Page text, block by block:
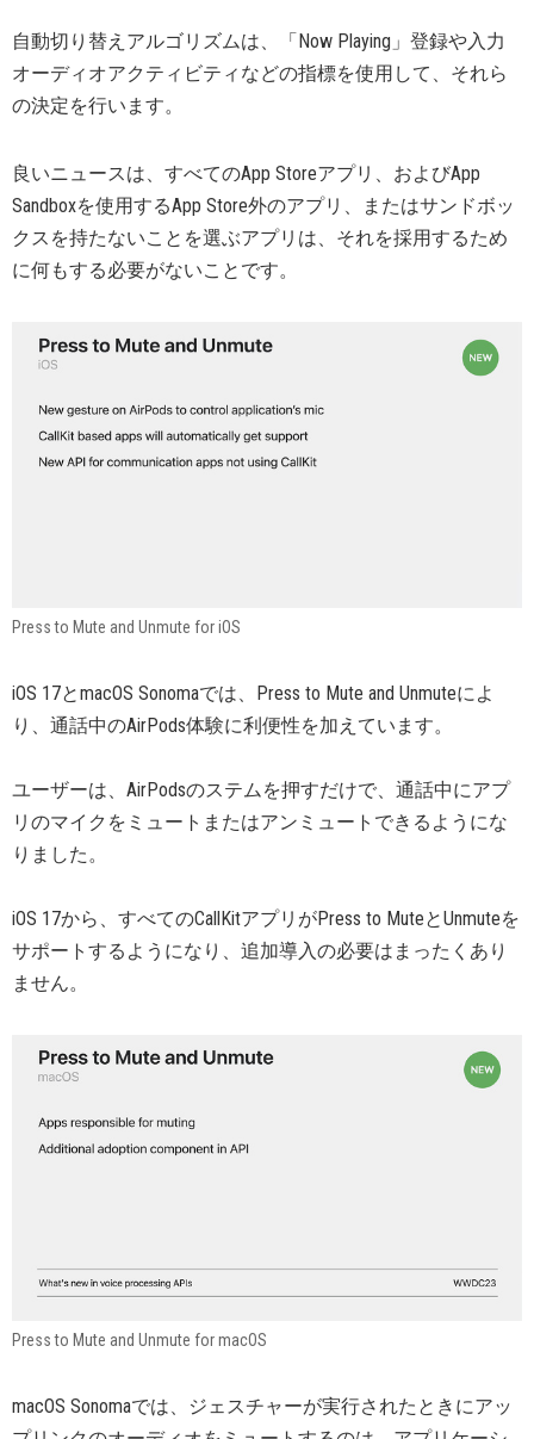
自動切り替えアルゴリズムは、「Now Playing」登録や入力
オーディオアクティビティなどの指標を使用して、それら
の決定を行います。
良いニュースは、すべてのApp Storeアプリ、およびApp
Sandboxを使用するApp Store外のアプリ、またはサンドボッ
クスを持たないことを選ぶアプリは、それを採用するため
に何もする必要がないことです。
Press to Mute and Unmute for iOS
iOS 17とmacOS Sonomaでは、Press to Mute and Unmuteによ
り、通話中のAirPods体験に利便性を加えています。
ユーザーは、AirPodsのステムを押すだけで、通話中にアプ
リのマイクをミュートまたはアンミュートできるようにな
りました。
iOS 17から、すべてのCallKitアプリがPress to MuteとUnmuteを
サポートするようになり、追加導入の必要はまったくあり
ません。
Press to Mute and Unmute for macOS
macOS Sonomaでは、ジェスチャーが実行されたときにアッ